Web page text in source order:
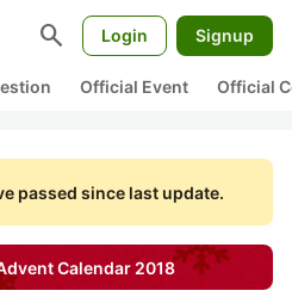
search Login Signup
Official Event Official
passed since last update.
Calendar 2018